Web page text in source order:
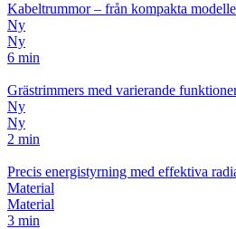
Kabeltrummor – från kompakta
Ny
Ny
6 min
Grästrimmers med varierande
Ny
Ny
2 min
Precis energistyrning med effektiva
Material
Material
3 min